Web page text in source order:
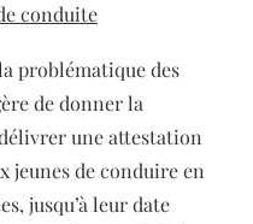
conduite
problématique des
de donner la
une attestation
de conduire en
jusqu’à leur date